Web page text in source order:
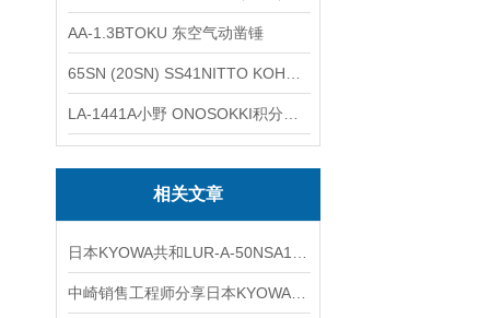
AA-1.3BTOKU 东空气动凿锤
相关文章